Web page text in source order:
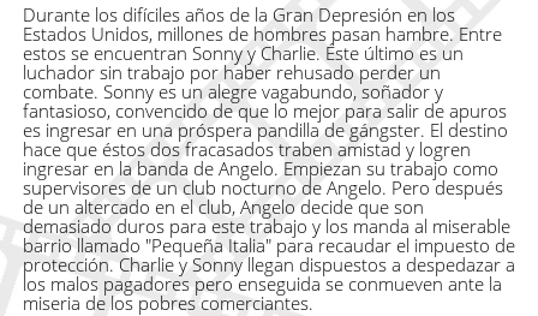
Durante los difíciles años de la Gran Depresión en los
Estados Unidos, millones de hombres pasan hambre. Entre
estos se encuentran Sonny y Charlie. Éste último es un
luchador sin trabajo por haber rehusado perder un
combate. Sonny es un alegre vagabundo, soñador y
fantasioso, convencido de que lo mejor para salir de apuros
es ingresar en una próspera pandilla de gángster. El destino
hace que éstos dos fracasados traben amistad y logren
ingresar en la banda de Angelo. Empiezan su trabajo como
supervisores de un club nocturno de Angelo. Pero después
de un altercado en el club, Angelo decide que son
demasiado duros para este trabajo y los manda al miserable
barrio llamado "Pequeña Italia" para recaudar el impuesto de
protección. Charlie y Sonny llegan dispuestos a despedazar a
los malos pagadores pero enseguida se conmueven ante la
miseria de los pobres comerciantes.